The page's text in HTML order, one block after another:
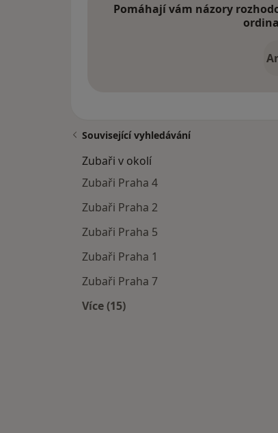
Pomáhají vám názory
Související vyhledávání
Zubaři v okolí
Zubaři Praha 4
Zubaři Praha 2
Zubaři Praha 5
Zubaři Praha 1
Zubaři Praha 7
Více (15)